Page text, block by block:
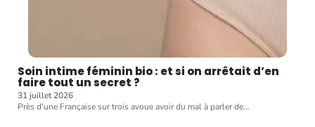
Soin intime féminin bio : et si on arrêtait d’en
faire tout un secret ?
31 juillet 2026
Près d'une Française sur trois avoue avoir du mal à parler de…